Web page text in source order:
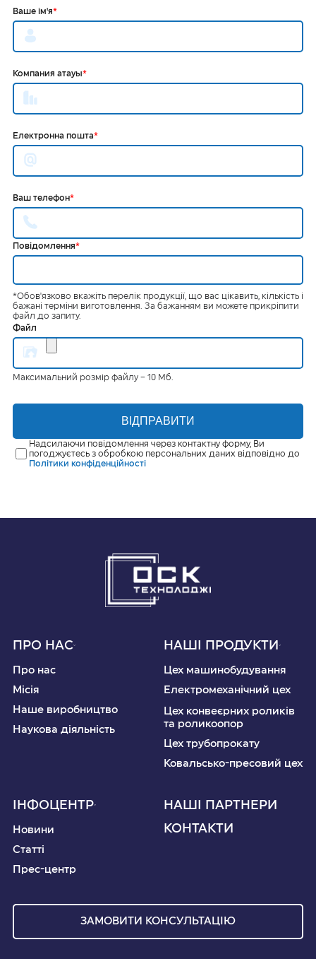
Ваше ім'я*
Компания атауы*
Електронна пошта*
Ваш телефон*
Повідомлення*
*Обов'язково вкажіть перелік продукції, що вас цікавить, кількість і
бажані терміни виготовлення. За бажанням ви можете прикріпити
файл до запиту.
Файл
Максимальний розмір файлу – 10 Мб.
ВІДПРАВИТИ
Надсилаючи повідомлення через контактну форму, Ви
погоджуєтесь з обробкою персональних даних відповідно до
Політики конфіденційності
ПРО НАС
Про нас
Місія
Наше виробництво
Наукова діяльність
НАШІ ПРОДУКТИ
Цех машинобудування
Електромеханічний цех
Цех конвеєрних роликів
та роликоопор
Цех трубопрокату
Ковальсько-пресовий цех
ІНФОЦЕНТР
Новини
Статті
Прес-центр
НАШІ ПАРТНЕРИ
КОНТАКТИ
ЗАМОВИТИ КОНСУЛЬТАЦІЮ